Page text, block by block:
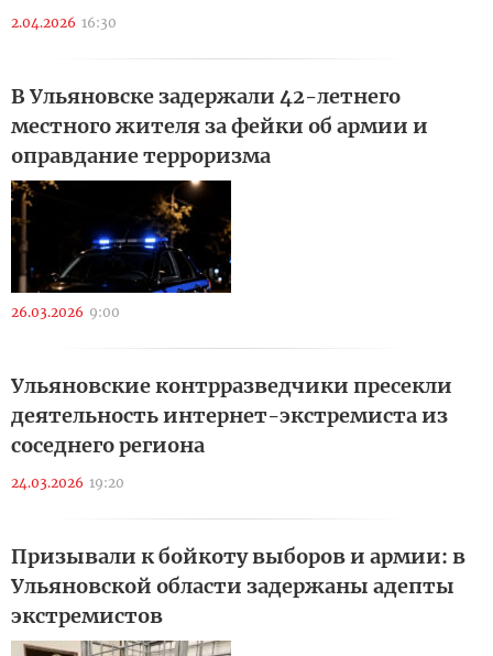
2.04.2026 16:30
В Ульяновске задержали 42-летнего
местного жителя за фейки об армии и
оправдание терроризма
26.03.2026 9:00
Ульяновские контрразведчики пресекли
деятельность интернет-экстремиста из
соседнего региона
24.03.2026 19:20
Призывали к бойкоту выборов и армии: в
Ульяновской области задержаны адепты
экстремистов